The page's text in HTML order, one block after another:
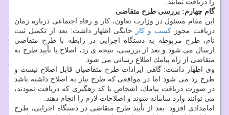
را دریافت نمایند.
گام چهارم: بررسی طرح متقاضی
این مقام مسئول در وزارت تعاون، كار و رفاه اجتماعی درباره زمان
دریافت مجوز كسب و كار
خانگی اظهار داشت: بعد از تكمیل ثبت
نام، طرح مربوطه به دستگاه اجرایی در رابطه با طرح متقاضی
ارسال می شود و بعد از بررسی، نتیجه ی رد، اصلاح یا تأیید طرح به
متقاضی از راه پیامك اطلاع رسانی می شود.
وی اظهار داشت: گاهی ایرادات طرح متقاضیان قابل اصلاح نیست و
طرح رد می شود اما در مواقعی كه طرح نیاز به اصلاح داشته باشد
در صورت دریافت پیامك، اشخاص با كد رهگیری كه دریافت نمودند،
می توانند وارد سامانه شوند و اصلاحات لازم را انجام دهند.
امامدادی افزود: بعد از تأیید طرح متقاضی در دستگاه اجرایی، طرح